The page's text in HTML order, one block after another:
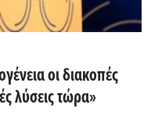
οι διακοπές
λύσεις τώρα»